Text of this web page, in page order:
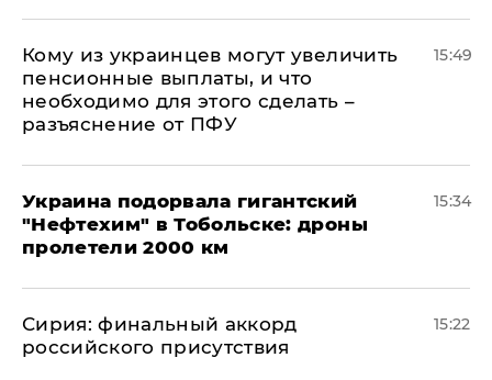
Кому из украинцев могут увеличить
пенсионные выплаты, и что
необходимо для этого сделать –
разъяснение от ПФУ
15:49
Украина подорвала гигантский
"Нефтехим" в Тобольске: дроны
пролетели 2000 км
15:34
​Сирия: финальный аккорд
российского присутствия
15:22